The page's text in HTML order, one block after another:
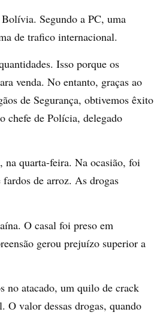
Segundo a PC, uma
de trafico internacional.
Isso porque os
venda. No entanto, graças ao
de Segurança, obtivemos êxito
chefe de Polícia, delegado
na quarta-feira. Na ocasião, foi
de arroz. As drogas
O casal foi preso em
gerou prejuízo superior a
no atacado, um quilo de crack
valor dessas drogas, quando